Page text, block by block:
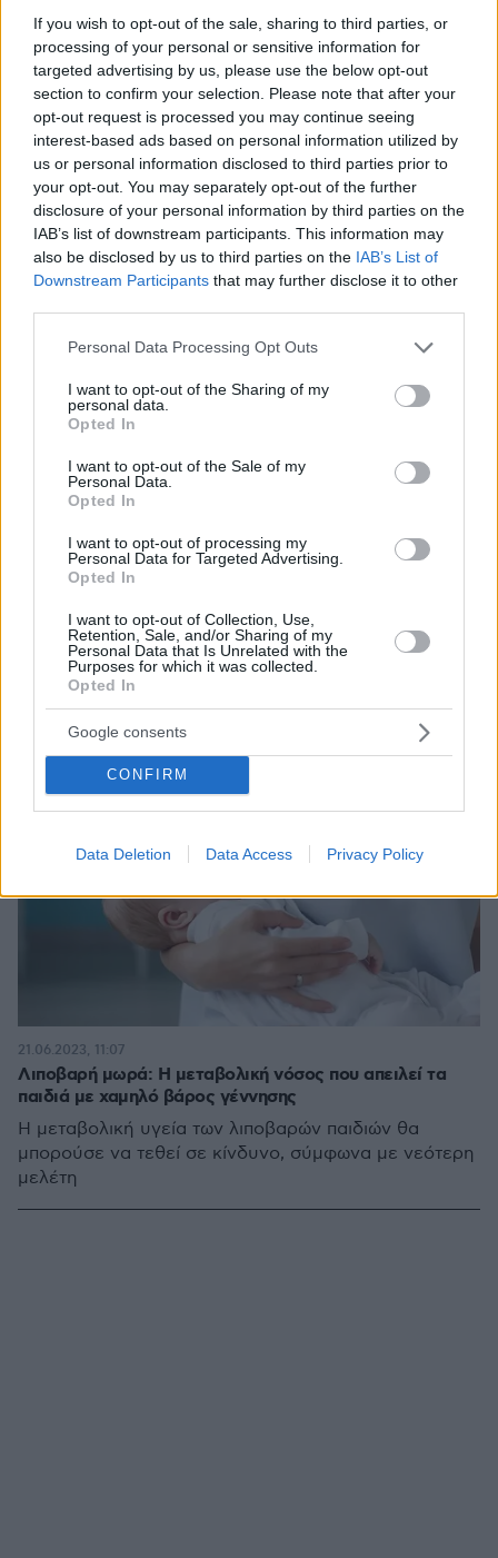
If you wish to opt-out of the sale, sharing to third parties, or
processing of your personal or sensitive information for
targeted advertising by us, please use the below opt-out
section to confirm your selection. Please note that after your
opt-out request is processed you may continue seeing
interest-based ads based on personal information utilized by
us or personal information disclosed to third parties prior to
your opt-out. You may separately opt-out of the further
disclosure of your personal information by third parties on the
IAB’s list of downstream participants. This information may
also be disclosed by us to third parties on the IAB’s List of
Downstream Participants that may further disclose it to other
Please note that this website/app uses one or more Google
not limited to your visit or usage behaviour. You may click to
grant or deny consent to Google and its third-party tags to
use your data for below specified purposes in below Google
consent section.
Personal Data Processing Opt Outs
I want to opt-out of the Sharing of my
personal data.
Opted In
I want to opt-out of the Sale of my
Personal Data.
Opted In
I want to opt-out of processing my
Personal Data for Targeted Advertising.
Opted In
I want to opt-out of Collection, Use,
Retention, Sale, and/or Sharing of my
Personal Data that Is Unrelated with the
Purposes for which it was collected.
Opted In
Google consents
CONFIRM
Data Deletion Data Access Privacy Policy
Παιδική παχυσαρκία: Ο παράγοντας που αυξάνει τον
κίνδυνο εμφάνισης διαβήτη
Το βάρος γέννησης φέρνει στο επίκεντρο πρόσφατη
μελέτη, που το αναδεικνύει σε μείζονα παράγοντα
για τη μελλοντική υγεία του παιδιού
Λιποβαρή μωρά: Η μεταβολική νόσος που απειλεί τα
παιδιά με χαμηλό βάρος γέννησης
H μεταβολική υγεία των λιποβαρών παιδιών θα
μπορούσε να τεθεί σε κίνδυνο, σύμφωνα με νεότερη
μελέτη
21.06.2023, 11:07